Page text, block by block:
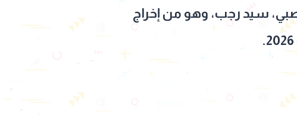
سيد رجب، وهو من إخراج